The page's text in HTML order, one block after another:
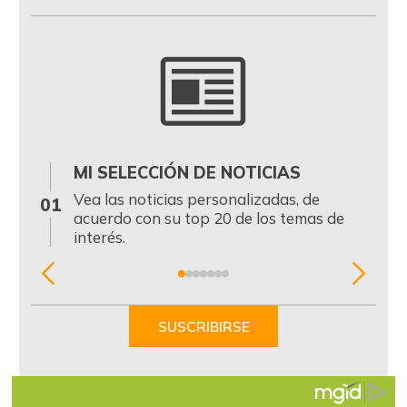
01
MI SELECCIÓN DE NOTICIAS
Vea las noticias personalizadas, de
acuerdo con su top 20 de los temas de
interés.
Item
SUSCRIBIRSE